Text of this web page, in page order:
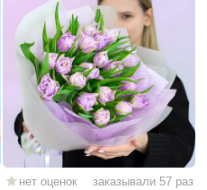
нет оценок заказывали 57 раз